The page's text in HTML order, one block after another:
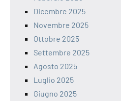
Dicembre 2025
Novembre 2025
Ottobre 2025
Settembre 2025
Agosto 2025
Luglio 2025
Giugno 2025